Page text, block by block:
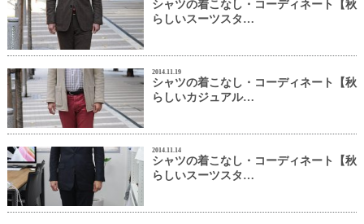
シャツの着こなし・コーディネート【秋
らしいスーツスタ…
2014.11.19
シャツの着こなし・コーディネート【秋
らしいカジュアル…
2014.11.14
シャツの着こなし・コーディネート【秋
らしいスーツスタ…